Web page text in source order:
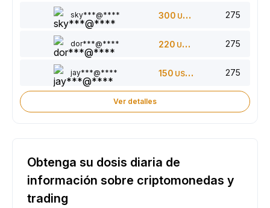
sky***@**** 300 USDT 275
dor***@**** 220 USDT 275
jay***@**** 150 USDT 275
Ver detalles
Obtenga su dosis diaria de
información sobre criptomonedas y
trading